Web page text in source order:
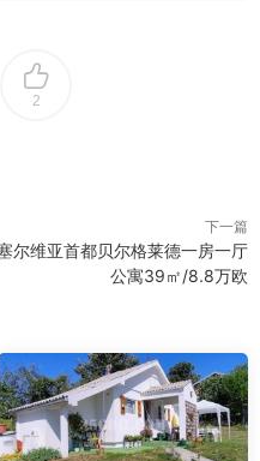
2
下一篇
尔维亚首都贝尔格莱德一房一厅
公寓39㎡/8.8万欧